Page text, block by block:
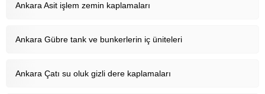
Ankara Asit işlem zemin kaplamaları
Ankara Gübre tank ve bunkerlerin iç üniteleri
Ankara Çatı su oluk gizli dere kaplamaları